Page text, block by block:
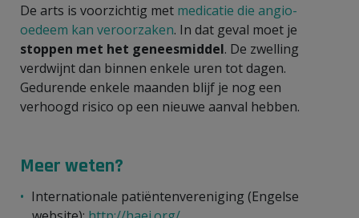
De arts is voorzichtig met medicatie die angio-
oedeem kan veroorzaken. In dat geval moet je
stoppen met het geneesmiddel. De zwelling
verdwijnt dan binnen enkele uren tot dagen.
Gedurende enkele maanden blijf je nog een
verhoogd risico op een nieuwe aanval hebben.
Meer weten?
Internationale patiëntenvereniging (Engelse